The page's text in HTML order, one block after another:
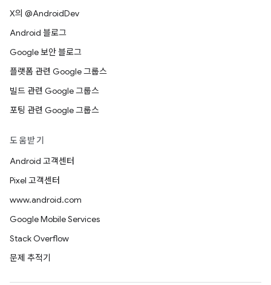
X의 @AndroidDev
Android 블로그
Google 보안 블로그
플랫폼 관련 Google 그룹스
빌드 관련 Google 그룹스
포팅 관련 Google 그룹스
도움받기
Android 고객센터
Pixel 고객센터
www.android.com
Google Mobile Services
Stack Overflow
문제 추적기